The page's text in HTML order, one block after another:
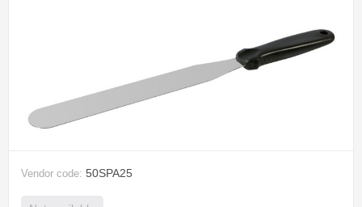
Vendor code: 50SPA25